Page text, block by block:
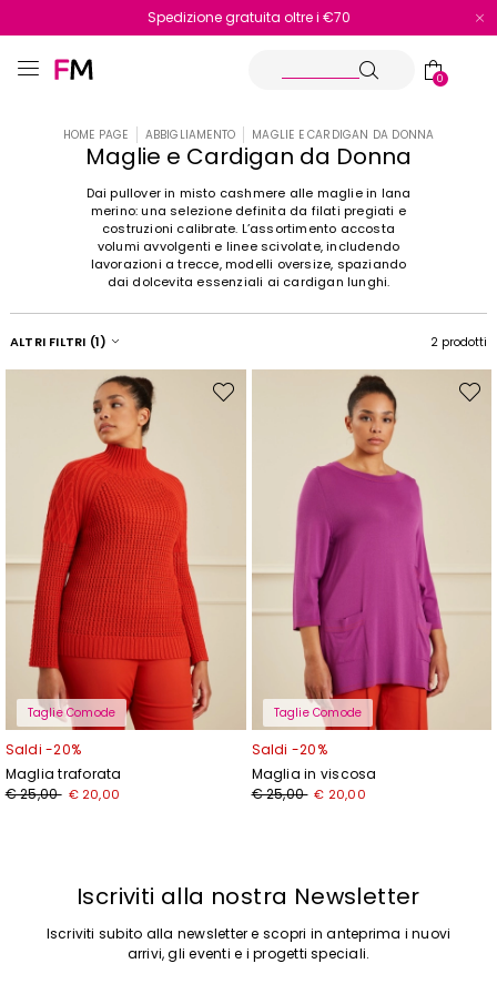
Reso facile e veloce
Spedizione gratuita oltre i €70
0
HOME PAGE ABBIGLIAMENTO MAGLIE E CARDIGAN DA DONNA
Maglie e Cardigan da Donna
Dai pullover in misto cashmere alle maglie in lana
merino: una selezione definita da filati pregiati e
costruzioni calibrate. L’assortimento accosta
volumi avvolgenti e linee scivolate, includendo
lavorazioni a trecce, modelli oversize, spaziando
dai dolcevita essenziali ai cardigan lunghi.
ALTRI FILTRI (1) 2 prodotti
Taglie Comode
Saldi -20%
Maglia traforata
Prezzo
originale
€ 25,00 Nuovo
prezzo
€ 20,00
Sposta
Taglie Comode
Saldi -20%
Maglia in viscosa
Prezzo
originale
€ 25,00 Nuovo
prezzo
€ 20,00
Iscriviti alla nostra Newsletter
Iscriviti subito alla newsletter e scopri in anteprima i nuovi
arrivi, gli eventi e i progetti speciali.